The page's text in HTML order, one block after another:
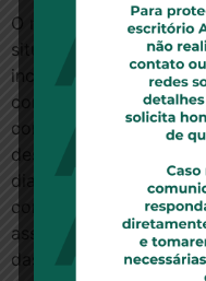
O ministro apontou
situações distintas
incorporação no caso
consequências que
conveniência dos
destituição do
dia de destituição da
contrato de
assunção da obra
das obrigações